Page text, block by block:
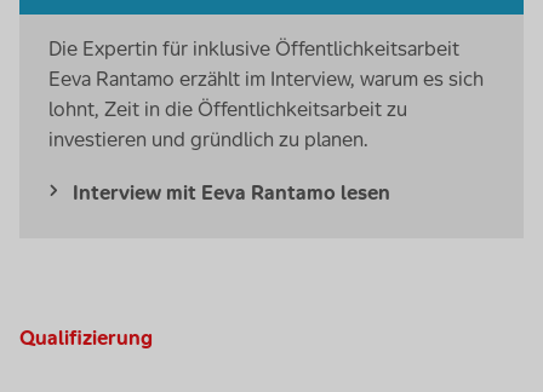
Die Expertin für inklusive Öffentlichkeitsarbeit
Eeva Rantamo erzählt im Interview, warum es sich
lohnt, Zeit in die Öffentlichkeitsarbeit zu
investieren und gründlich zu planen.
Interview mit Eeva Rantamo lesen
Qualifizierung